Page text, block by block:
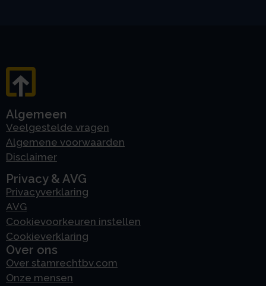
Algemeen
Veelgestelde vragen
Algemene voorwaarden
Disclaimer
Privacy & AVG
Privacyverklaring
AVG
Cookievoorkeuren instellen
Cookieverklaring
Over ons
Over stamrechtbv.com
Onze mensen